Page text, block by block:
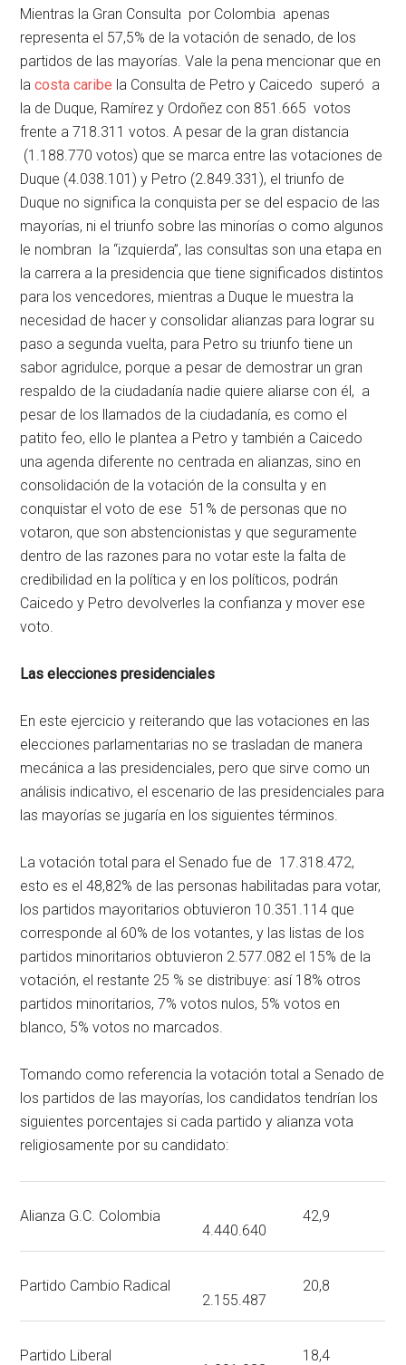
Mientras la Gran Consulta por Colombia apenas
representa el 57,5% de la votación de senado, de los
partidos de las mayorías. Vale la pena mencionar que en
lacosta caribe la Consulta de Petro y Caicedo superó a
la de Duque, Ramírez y Ordoñez con 851.665 votos
frente a 718.311 votos. A pesar de la gran distancia
(1.188.770 votos) que se marca entre las votaciones de
Duque (4.038.101) y Petro (2.849.331), el triunfo de
Duque no significa la conquista per se del espacio de las
mayorías, ni el triunfo sobre las minorías o como algunos
le nombran la “izquierda”, las consultas son una etapa en
la carrera a la presidencia que tiene significados distintos
para los vencedores, mientras a Duque le muestra la
necesidad de hacer y consolidar alianzas para lograr su
paso a segunda vuelta, para Petro su triunfo tiene un
sabor agridulce, porque a pesar de demostrar un gran
respaldo de la ciudadanía nadie quiere aliarse con él, a
pesar de los llamados de la ciudadanía, es como el
patito feo, ello le plantea a Petro y también a Caicedo
una agenda diferente no centrada en alianzas, sino en
consolidación de la votación de la consulta y en
conquistar el voto de ese 51% de personas que no
votaron, que son abstencionistas y que seguramente
dentro de las razones para no votar este la falta de
credibilidad en la política y en los políticos, podrán
Caicedo y Petro devolverles la confianza y mover ese
voto.
Las elecciones presidenciales
En este ejercicio y reiterando que las votaciones en las
elecciones parlamentarias no se trasladan de manera
mecánica a las presidenciales, pero que sirve como un
análisis indicativo, el escenario de las presidenciales para
las mayorías se jugaría en los siguientes términos.
La votación total para el Senado fue de 17.318.472,
esto es el 48,82% de las personas habilitadas para votar,
los partidos mayoritarios obtuvieron 10.351.114 que
corresponde al 60% de los votantes, y las listas de los
partidos minoritarios obtuvieron 2.577.082 el 15% de la
votación, el restante 25 % se distribuye: así 18% otros
partidos minoritarios, 7% votos nulos, 5% votos en
blanco, 5% votos no marcados.
Tomando como referencia la votación total a Senado de
los partidos de las mayorías, los candidatos tendrían los
siguientes porcentajes si cada partido y alianza vota
religiosamente por su candidato:
Alianza G.C. Colombia
4.440.640
42,9
Partido Cambio Radical
2.155.487
20,8
Partido Liberal
18,4